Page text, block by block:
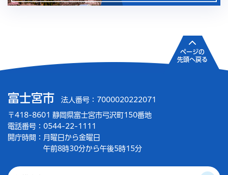
富士宮市 法人番号：7000020222071
〒418-8601 静岡県富士宮市弓沢町150番地
電話番号：0544-22-1111
開庁時間： 月曜日から金曜日
午前8時30分から午後5時15分
ページの
先頭へ戻る